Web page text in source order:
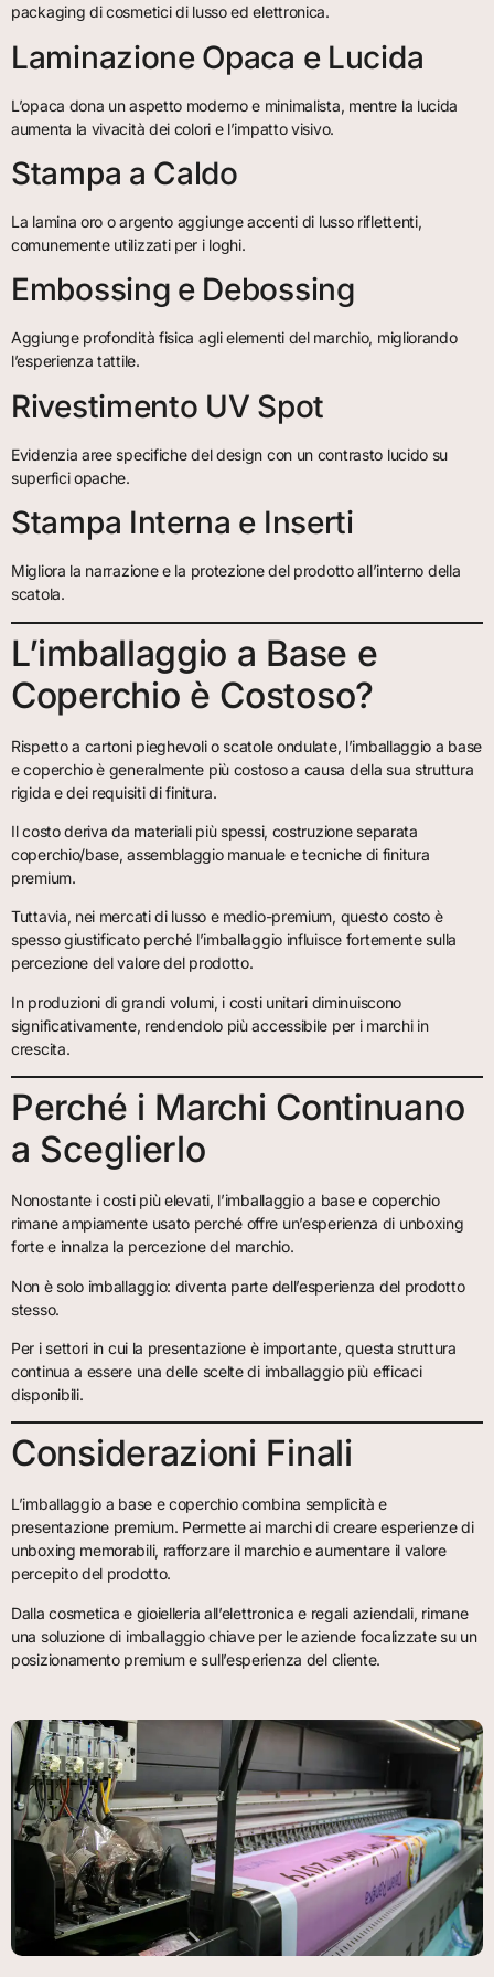
packaging di cosmetici di lusso ed elettronica.
Laminazione Opaca e Lucida
L’opaca dona un aspetto moderno e minimalista, mentre la lucida
aumenta la vivacità dei colori e l’impatto visivo.
Stampa a Caldo
La lamina oro o argento aggiunge accenti di lusso riflettenti,
comunemente utilizzati per i loghi.
Embossing e Debossing
Aggiunge profondità fisica agli elementi del marchio, migliorando
l’esperienza tattile.
Rivestimento UV Spot
Evidenzia aree specifiche del design con un contrasto lucido su
superfici opache.
Stampa Interna e Inserti
Migliora la narrazione e la protezione del prodotto all’interno della
scatola.
L’imballaggio a Base e
Coperchio è Costoso?
Rispetto a cartoni pieghevoli o scatole ondulate, l’imballaggio a base
e coperchio è generalmente più costoso a causa della sua struttura
rigida e dei requisiti di finitura.
Il costo deriva da materiali più spessi, costruzione separata
coperchio/base, assemblaggio manuale e tecniche di finitura
premium.
Tuttavia, nei mercati di lusso e medio-premium, questo costo è
spesso giustificato perché l’imballaggio influisce fortemente sulla
percezione del valore del prodotto.
In produzioni di grandi volumi, i costi unitari diminuiscono
significativamente, rendendolo più accessibile per i marchi in
crescita.
Perché i Marchi Continuano
a Sceglierlo
Nonostante i costi più elevati, l’imballaggio a base e coperchio
rimane ampiamente usato perché offre un’esperienza di unboxing
forte e innalza la percezione del marchio.
Non è solo imballaggio: diventa parte dell’esperienza del prodotto
stesso.
Per i settori in cui la presentazione è importante, questa struttura
continua a essere una delle scelte di imballaggio più efficaci
disponibili.
Considerazioni Finali
L’imballaggio a base e coperchio combina semplicità e
presentazione premium. Permette ai marchi di creare esperienze di
unboxing memorabili, rafforzare il marchio e aumentare il valore
percepito del prodotto.
Dalla cosmetica e gioielleria all’elettronica e regali aziendali, rimane
una soluzione di imballaggio chiave per le aziende focalizzate su un
posizionamento premium e sull’esperienza del cliente.